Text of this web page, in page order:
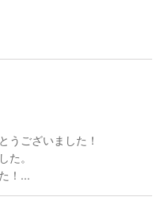
うございました！
た。
！...